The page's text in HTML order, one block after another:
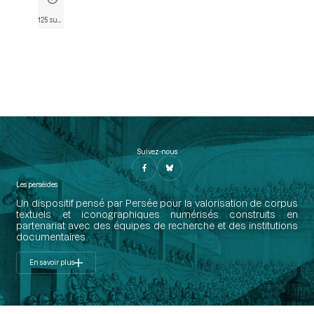
Suivez-nous
Les perséides
Un dispositif pensé par Persée pour la valorisation de corpus
textuels et iconographiques numérisés construits en
partenariat avec des équipes de recherche et des institutions
documentaires.
En savoir plus